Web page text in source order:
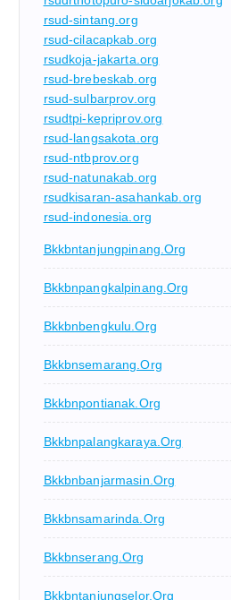
rsud-sintang.org
rsud-cilacapkab.org
rsudkoja-jakarta.org
rsud-brebeskab.org
rsud-sulbarprov.org
rsudtpi-kepriprov.org
rsud-langsakota.org
rsud-ntbprov.org
rsud-natunakab.org
rsudkisaran-asahankab.org
rsud-indonesia.org
Bkkbntanjungpinang.org
Bkkbnpangkalpinang.org
Bkkbnbengkulu.org
Bkkbnsemarang.org
Bkkbnpontianak.org
Bkkbnpalangkaraya.org
Bkkbnbanjarmasin.org
Bkkbnsamarinda.org
Bkkbnserang.org
Bkkbntanjungselor.org